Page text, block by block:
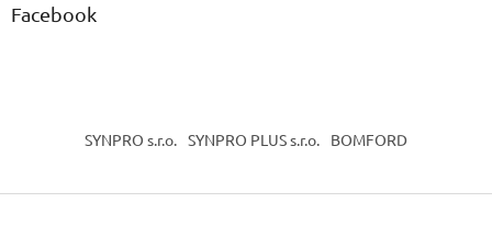
Facebook
SYNPRO s.r.o. SYNPRO PLUS s.r.o. BOMFORD